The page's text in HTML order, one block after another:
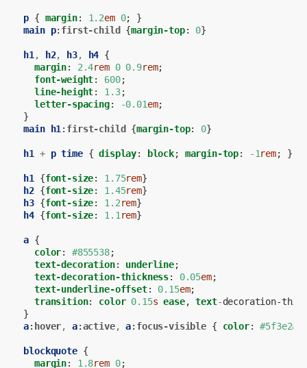
p { margin: 1.2em 0;
}
main p: first-child {margin-top: 0}
h1 , h2, h3, h4 {
margin: 2.4rem 0 0.9rem;
font-weight: 600;
line-height: 1.3;
letter-spacing: -0.01em;
}
main
h1 : first-child {margin-top: 0}
h1 + p time { display: block; margin-top: -1rem; }
h1 {font-size: 1.75rem}
h2 {font-size: 1.45rem}
h3 {font-size: 1.2rem}
h4 {font-size: 1.1 rem}
a {
color: #855538;
text-decoration: underline;
text-decoration-thickness: 0.05em;
text-underline-offset: 0.15em;
transition: color 0.15s ease, text-decoration-
}
a: hover, a:active, a: focus-visible { color: #5f3e2a
blockquote {
margin: 1.8rem 0;